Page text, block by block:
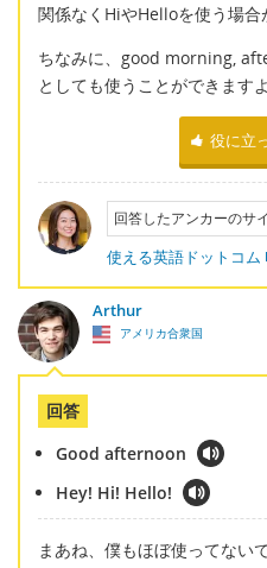
関係なくHiやHelloを使う場合
ちなみに、good morning,
としても使うことができますよ
役に立
回答したアンカーのサ
使える英語ドットコム
Arthur
アメリカ合衆国
回答
Good afternoon
Hey! Hi! Hello!
まあね、僕もほぼ使ってない